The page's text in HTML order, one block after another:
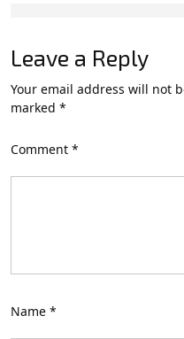
Leave a Reply
Your email address will not
marked *
Comment *
Name *